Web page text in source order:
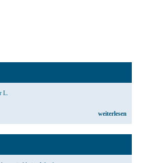
L.
weiterlesen